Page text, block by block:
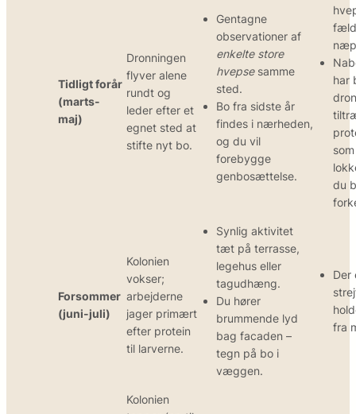
Tidligt forår
(marts-
maj)
Dronningen
flyver alene
rundt og
leder efter et
egnet sted at
stifte nyt bo.
Gentagne
observationer af
enkelte store
hvepsesamme
sted.
Bo fra sidste år
findes i nærheden,
og du vil
forebygge
genbosættelse.
har
du
Forsommer
(juni-juli)
Kolonien
vokser;
arbejderne
jager primært
efter protein
til larverne.
Synlig aktivitet
tæt på terrasse,
legehus eller
tagudhæng.
Du hører
brummende lyd
bag facaden –
tegn på bo i
væggen.
Der
fra
Kolonien